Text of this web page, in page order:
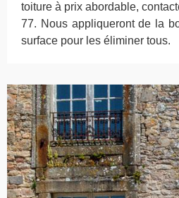
toiture à prix abordable,
77. Nous appliqueront de la
surface pour les éliminer tous.